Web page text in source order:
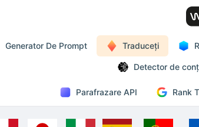
Generator De Prompt Traduceți
Detector de
Parafrazare API Rank